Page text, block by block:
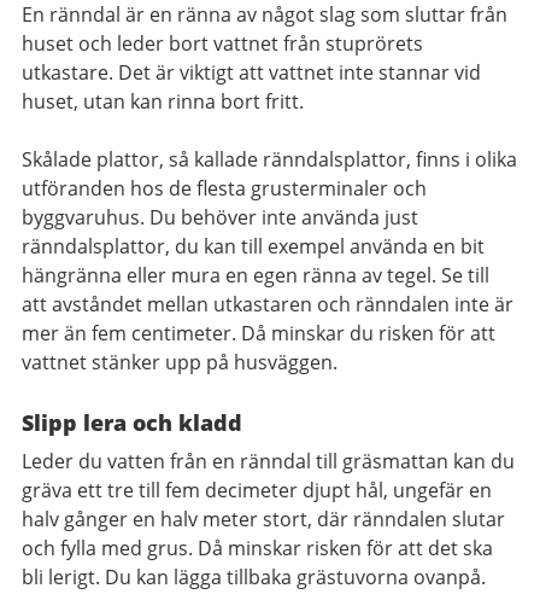
En ränndal är en ränna av något slag som sluttar från
huset och leder bort vattnet från stuprörets
utkastare. Det är viktigt att vattnet inte stannar vid
huset, utan kan rinna bort fritt.
Skålade plattor, så kallade ränndalsplattor, finns i olika
utföranden hos de flesta grusterminaler och
byggvaruhus. Du behöver inte använda just
ränndalsplattor, du kan till exempel använda en bit
hängränna eller mura en egen ränna av tegel. Se till
att avståndet mellan utkastaren och ränndalen inte är
mer än fem centimeter. Då minskar du risken för att
vattnet stänker upp på husväggen.
Slipp lera och kladd
Leder du vatten från en ränndal till gräsmattan kan du
gräva ett tre till fem decimeter djupt hål, ungefär en
halv gånger en halv meter stort, där ränndalen slutar
och fylla med grus. Då minskar risken för att det ska
bli lerigt. Du kan lägga tillbaka grästuvorna ovanpå.